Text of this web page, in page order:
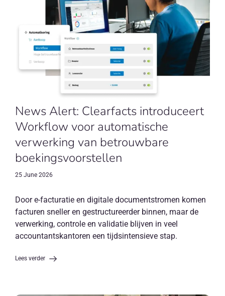
News Alert: Clearfacts introduceert
Workflow voor automatische
verwerking van betrouwbare
boekingsvoorstellen
25 June 2026
Door e-facturatie en digitale documentstromen komen
facturen sneller en gestructureerder binnen, maar de
verwerking, controle en validatie blijven in veel
accountantskantoren een tijdsintensieve stap.
Lees verder